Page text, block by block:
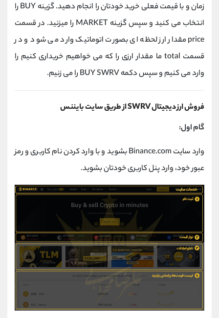
زمان و با قیمت فعلی خرید خودتان را انجام دهید. گزینه BUY را
انتخاب می کنید و سپس گزینه MARKET را میزنید. در قسمت
price مقدار ارز لحظه ای بصورت اتوماتیک وارد می شود و در
قسمت total ما مقدار ارزی را که می خواهیم خریداری کنیم را
وارد می کنیم و سپس دکمه BUY SWRV را می زنیم.
فروش ارز دیجیتال SWRV از طریق سایت بایننس
گام اول:
وارد سایت Binance.com بشوید و با وارد کردن نام کاربری و رمز
عبور خود، وارد پنل کاربری خودتان بشوید.